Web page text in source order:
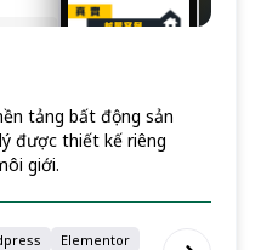
tảng bất động sản
được thiết kế riêng
giới.
Elementor